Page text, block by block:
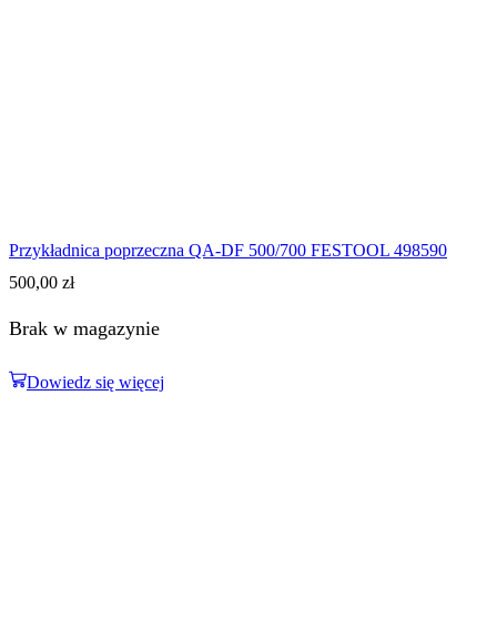
Przykładnica poprzeczna QA-DF 500/700 FESTOOL 498590
500,00 zł
Brak w magazynie
Dowiedz się więcej